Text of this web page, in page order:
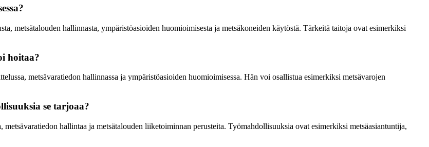
metsätalouden hallinnasta, ympäristöasioiden huomioimisesta ja metsäkoneiden käytöstä. Tärkeitä taitoja ovat esimerkiksi
hoitaa?
metsävaratiedon hallinnassa ja ympäristöasioiden huomioimisessa. Hän voi osallistua esimerkiksi metsävarojen
se tarjoaa?
hallintaa ja metsätalouden liiketoiminnan perusteita. Työmahdollisuuksia ovat esimerkiksi metsäasiantuntija,